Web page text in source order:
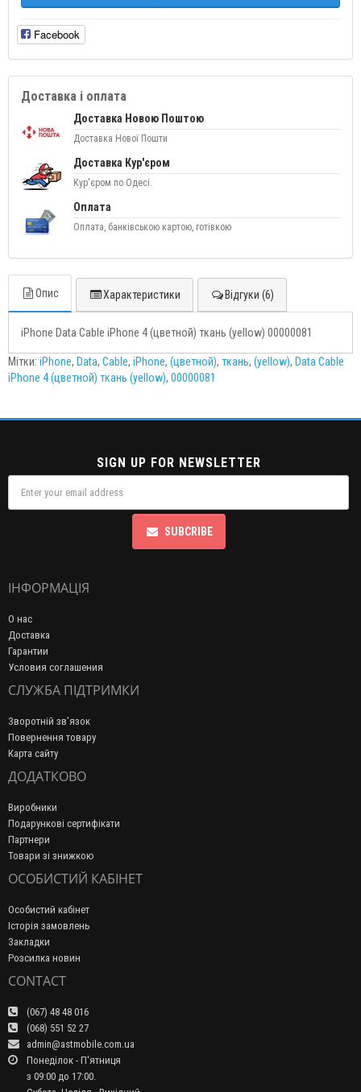
Facebook
Доставка і оплата
Доставка Новою Поштою
Доставка Нової Пошти
Доставка Кур'єром
Кур'єром по Одесі.
Оплата
Оплата, банківською картою, готівкою
Опис Характеристики Відгуки (6)
iPhone Data Cable iPhone 4 (цветной) ткань (yellow) 00000081
Мітки: iPhone, Data, Cable, iPhone, (цветной), ткань, (yellow), Data Cable
iPhone 4 (цветной) ткань (yellow), 00000081
SIGN UP FOR NEWSLETTER
SUBCRIBE
ІНФОРМАЦІЯ
О нас
Доставка
Гарантии
Условия соглашения
СЛУЖБА ПІДТРИМКИ
Зворотній зв’язок
Повернення товару
Карта сайту
ДОДАТКОВО
Виробники
Подарункові сертифікати
Партнери
Товари зі знижкою
ОСОБИСТИЙ КАБІНЕТ
Особистий кабінет
Історія замовлень
Закладки
Розсилка новин
CONTACT
(067) 48 48 016
(068) 551 52 27
admin@astmobile.com.ua
Понеділок - П'ятниця
з 09:00 до 17:00.